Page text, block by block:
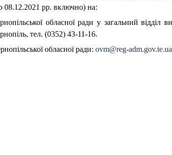
08.12.2021 рр. включно) на:
обласної ради у загальний відділ
тел. (0352) 43-11-16.
обласної ради: ovm@reg-adm.gov.te.ua